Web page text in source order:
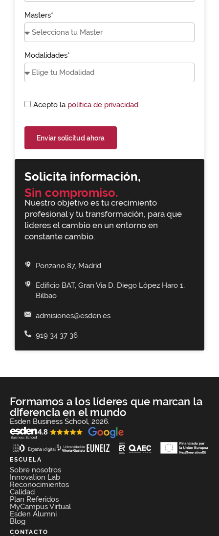
Solicita información,
Sin compromiso.
Nuestro objetivo es tu crecimiento
profesional y tu transformación, para que
lideres el cambio en un entorno en
constante cambio.
Ponzano 87, Madrid
Edificio BAT, Gran Vía D. Diego López Haro 1,
Bilbao
admisiones@esden.es
919 34 37 36
Masters*
Modalidades*
Acepto la política de privacidad.
Enviar solicitud ahora
Formamos a los líderes que marcan la
diferencia en el mundo
Esden Business School, 2026.
ESCUELA
Sobre nosotros
Innovation Lab
Reconocimientos
Calidad
Plan Referidos
MyCampus Virtual
Esden Alumni
Blog
CONTACTO